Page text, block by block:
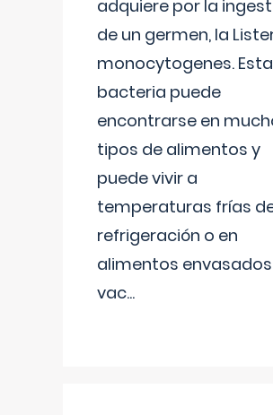
adquiere por la
de un germen, la
monocytogenes. Esta
bacteria puede
encontrarse en
tipos de alimentos y
puede vivir a
temperaturas frías
refrigeración o en
alimentos
vac...